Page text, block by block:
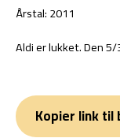
Årstal: 2011
Aldi er lukket. Den
Kopier link